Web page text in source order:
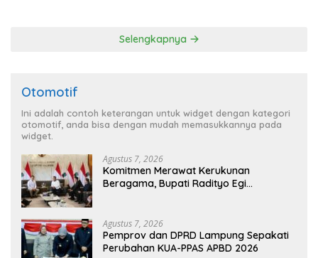
Selengkapnya
Otomotif
Ini adalah contoh keterangan untuk widget dengan kategori
otomotif, anda bisa dengan mudah memasukkannya pada
widget.
Agustus 7, 2026
Komitmen Merawat Kerukunan
Beragama, Bupati Radityo Egi
Agustus 7, 2026
Pemprov dan DPRD Lampung Sepakati
Perubahan KUA-PPAS APBD 2026